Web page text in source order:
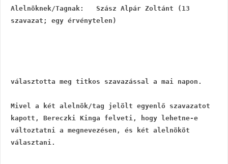
Alelnöknek/Tagnak:   Szász Alpár Zoltánt (13
szavazat; egy érvénytelen)
választotta meg titkos szavazással a mai napon.
Mivel a két alelnök/tag jelölt egyenlő szavazatot
kapott, Bereczki Kinga felveti, hogy lehetne-e
változtatni a megnevezésen, és két alelnököt
választani.